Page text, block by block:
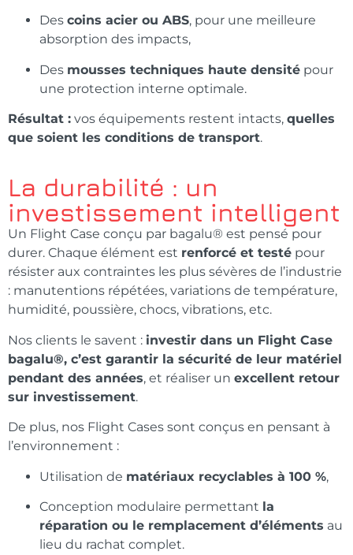
Des coins acier ou ABS, pour une meilleure
absorption des impacts,
Des mousses techniques haute densité pour
une protection interne optimale.
Résultat : vos équipements restent intacts, quelles
que soient les conditions de transport.
La durabilité : un
investissement intelligent
Un Flight Case conçu par bagalu® est pensé pour
durer. Chaque élément est renforcé et testé pour
résister aux contraintes les plus sévères de l’industrie
: manutentions répétées, variations de température,
humidité, poussière, chocs, vibrations, etc.
Nos clients le savent : investir dans un Flight Case
bagalu®, c’est garantir la sécurité de leur matériel
pendant des années, et réaliser un excellent retour
sur investissement.
De plus, nos Flight Cases sont conçus en pensant à
l’environnement :
Utilisation de matériaux recyclables à 100 %,
Conception modulaire permettant la
réparation ou le remplacement d’éléments au
lieu du rachat complet.